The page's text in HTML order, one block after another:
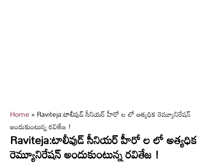
Home»Raviteja:టాలీవుడ్ సీనియర్ హీరో ల లో అత్యధిక రెమ్యూనిరేషన్
అందుకుంటున్న రవితేజ !
Raviteja:టాలీవుడ్ సీనియర్ హీరో ల లో అత్యధిక
రెమ్యూనిరేషన్ అందుకుంటున్న రవితేజ !